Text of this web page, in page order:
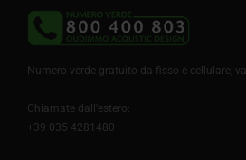
Numero verde gratuito da fisso e cellulare,
Chiamate dall'estero:
+39 035 4281480